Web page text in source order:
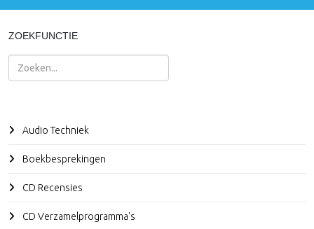
ZOEKFUNCTIE
Zoeken
Audio Techniek
Boekbesprekingen
CD Recensies
CD Verzamelprogramma's